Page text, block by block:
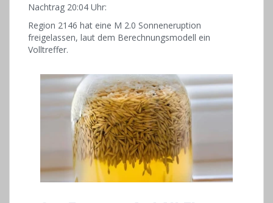
Nachtrag 20:04 Uhr:
Region 2146 hat eine M 2.0 Sonneneruption
freigelassen, laut dem Berechnungsmodell ein
Volltreffer.